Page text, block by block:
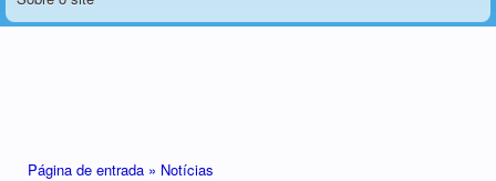
Página de entrada » Notícias